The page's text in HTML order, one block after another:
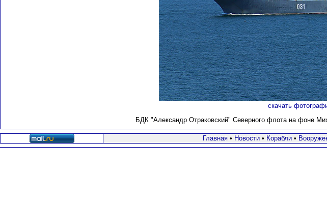
скачать
БДК "Александр Отраковский" Северного флота на фоне
Главная• Новости• Корабли•